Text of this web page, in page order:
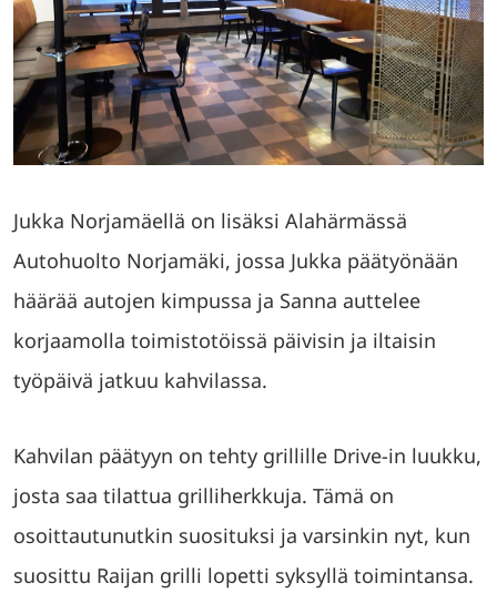
Jukka Norjamäellä on lisäksi Alahärmässä
Autohuolto Norjamäki, jossa Jukka päätyönään
häärää autojen kimpussa ja Sanna auttelee
korjaamolla toimistotöissä päivisin ja iltaisin
työpäivä jatkuu kahvilassa.
Kahvilan päätyyn on tehty grillille Drive-in luukku,
josta saa tilattua grilliherkkuja. Tämä on
osoittautunutkin suosituksi ja varsinkin nyt, kun
suosittu Raijan grilli lopetti syksyllä toimintansa.